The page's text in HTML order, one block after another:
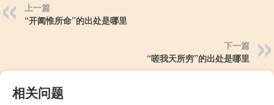
上一篇
“开阖惟所命”的出处是哪里
下一篇
“嗟我天所穷”的出处是哪里
相关问题